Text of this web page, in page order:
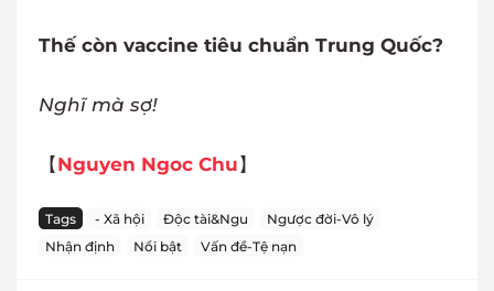
Thế còn vaccine tiêu chuẩn Trung Quốc?
Nghĩ mà sợ!
【 Nguyen Ngoc Chu 】
Tags - Xã hội Độc tài&Ngu
Ngược đời-Vô lý
Nhận định
Nổi bật Vấn đề-Tệ nạn